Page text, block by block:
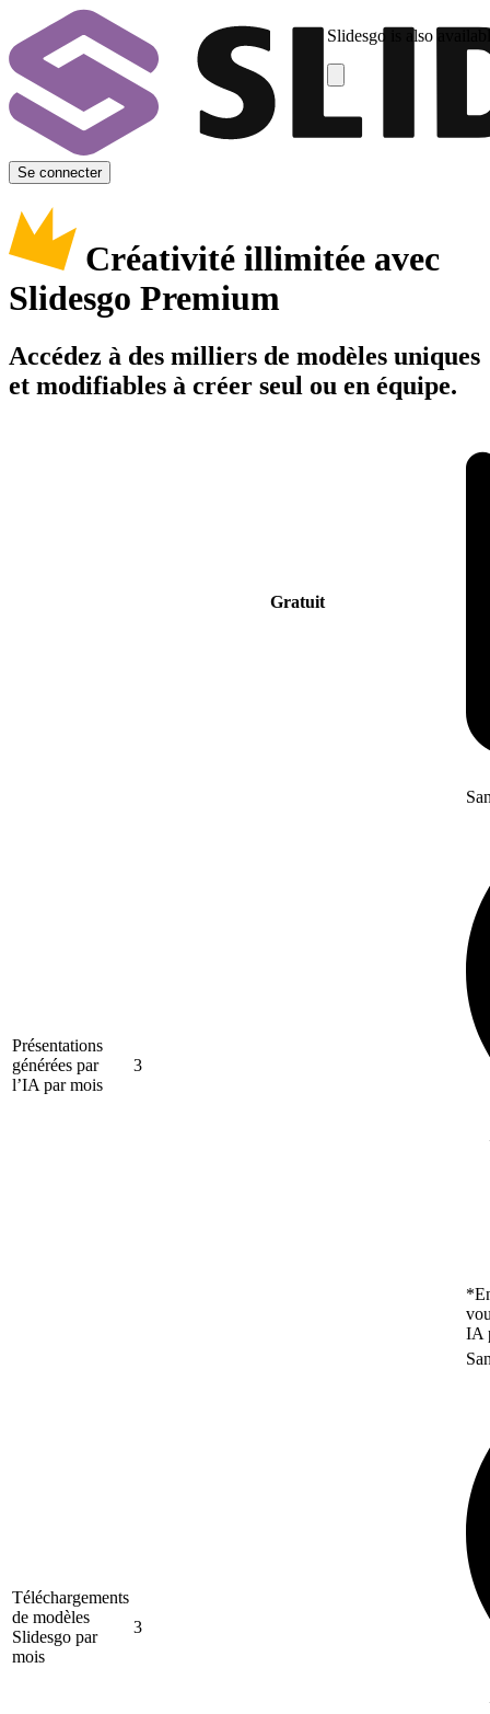
Slidesgo is also
Se connecter
Créativité illimitée avec
Slidesgo Premium
Accédez à des milliers de modèles uniques
et modifiables à créer seul ou en équipe.
Gratuit
Présentations
générées par
l’IA par mois
3
IA
Téléchargements
de modèles
Slidesgo par
mois
3